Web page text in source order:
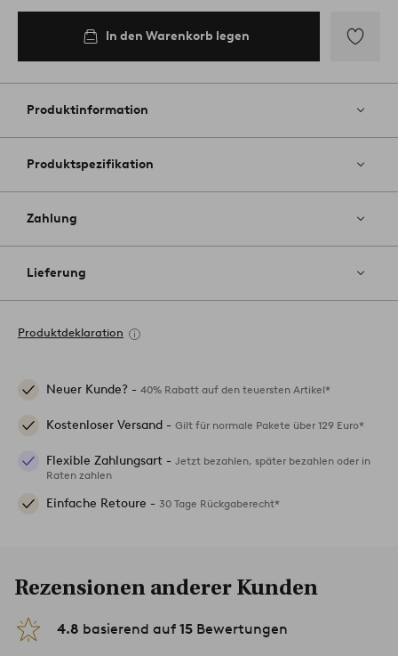
In den Warenkorb legen
Favoriten
Produktinformation
Produktspezifikation
Zahlung
Lieferung
Produktdeklaration
Neuer Kunde? - 40% Rabatt auf den teuersten Artikel*
Kostenloser Versand - Gilt für normale Pakete über 129 Euro*
Flexible Zahlungsart - Jetzt bezahlen, später bezahlen oder in
Raten zahlen
Einfache Retoure - 30 Tage Rückgaberecht*
Rezensionen anderer Kunden
4.8 basierend auf 15 Bewertungen